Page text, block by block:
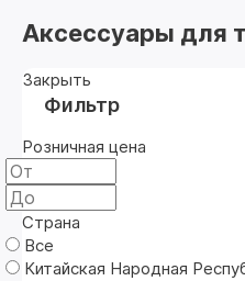
Аксессуары для
Закрыть
Фильтр
Розничная цена
Страна
Все
Китайская Народная